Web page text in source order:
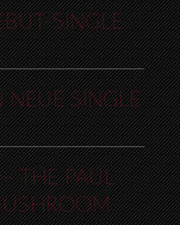
SINGLE
NEUE SINGLE
– THE PAUL